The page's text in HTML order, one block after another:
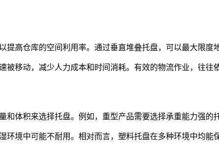
高仓库的空间利用率。通过垂直堆叠托盘，可以最大限度
移动，减少人力成本和时间消耗。有效的物流作业，往往
体积来选择托盘。例如，重型产品需要选择承重能力强的
境中可能不耐用。相对而言，塑料托盘在多种环境中均能